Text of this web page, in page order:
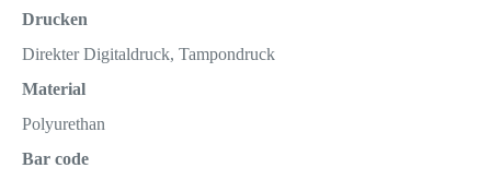
Drucken
Direkter Digitaldruck, Tampondruck
Material
Polyurethan
Bar code